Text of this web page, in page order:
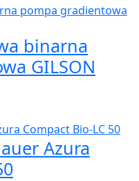
binarna
GILSON
Azura